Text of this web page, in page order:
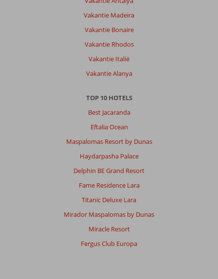
Vakantie Madeira
Vakantie Bonaire
Vakantie Rhodos
Vakantie Italië
Vakantie Alanya
TOP 10 HOTELS
Best Jacaranda
Eftalia Ocean
Maspalomas Resort by Dunas
Haydarpasha Palace
Delphin BE Grand Resort
Fame Residence Lara
Titanic Deluxe Lara
Mirador Maspalomas by Dunas
Miracle Resort
Fergus Club Europa